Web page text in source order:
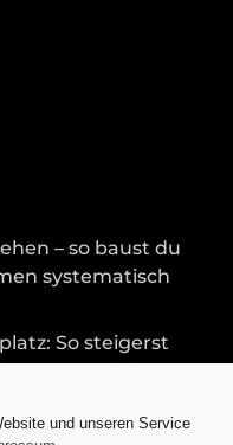
– so baust du
systematisch
So steigerst
Welche
und unseren Service